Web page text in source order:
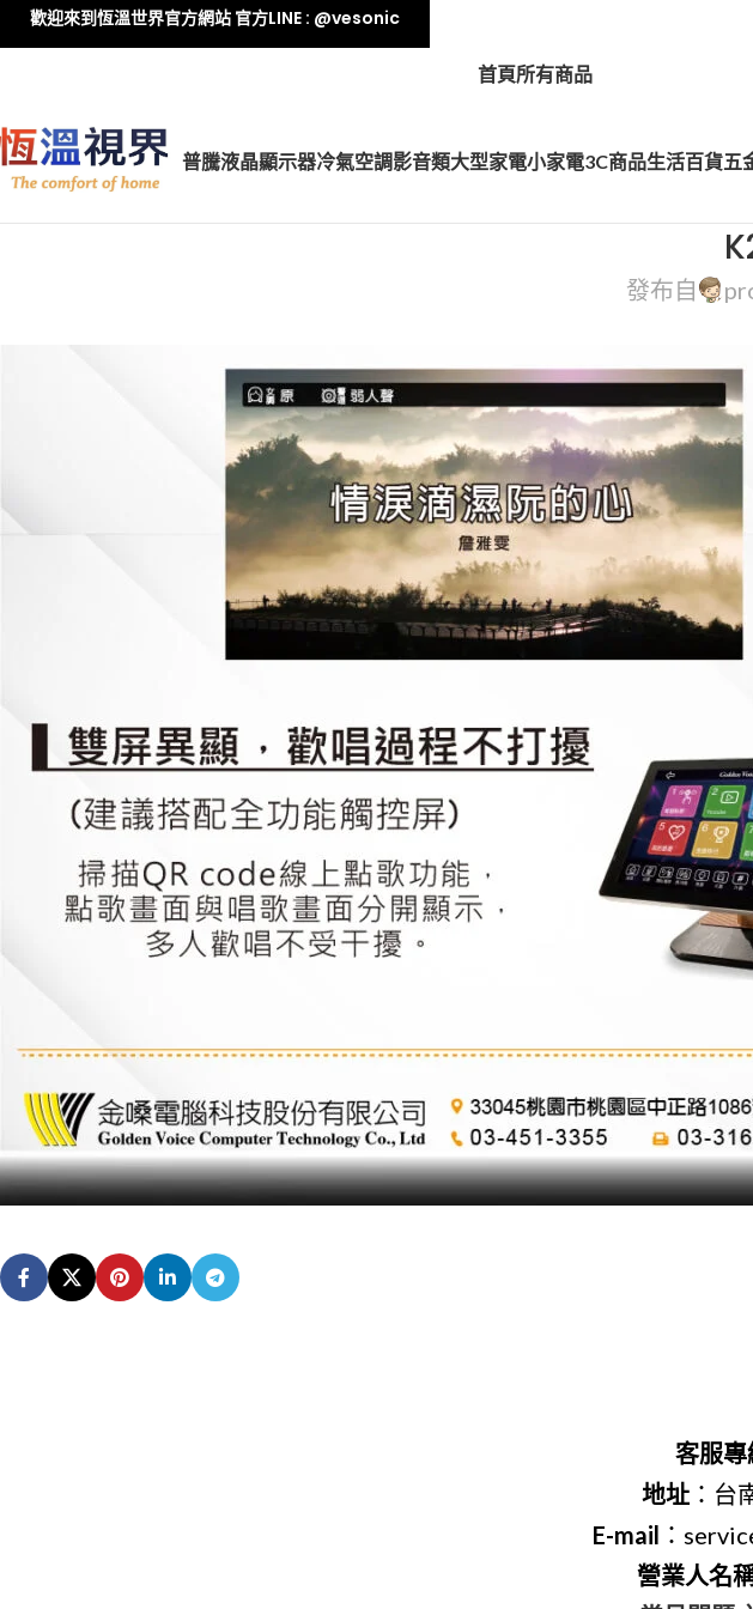
首頁所有商品
普騰液晶顯示器冷氣空調影音類大型家電小家電3C商品生活百貨五
發布自
客服專
地址：台
E-mail ：
營業人名
歡迎來到恆溫世界官方網站 官方LINE : @vesonic